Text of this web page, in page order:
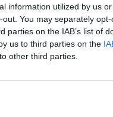
information utilized by us
You may separately
parties on the IAB’s list of
us to third parties on the
other third parties.
είναι
τα τραγικά
καταγράφηκε
της
ένα